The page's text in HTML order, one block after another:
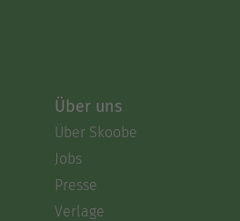
Über uns
Über Skoobe
Jobs
Presse
Verlage